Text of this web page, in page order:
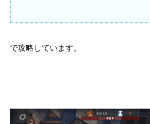
で攻略しています。